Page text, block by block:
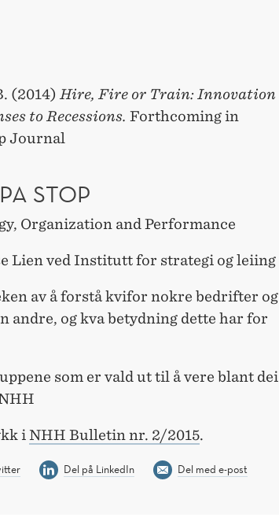
(2014) Hire, Fire or Train: Innovation
to Recessions. Forthcoming in
Journal
STOP
Organization and Performance
Lien ved Institutt for strategi og leiing
av å forstå kvifor nokre bedrifter og
andre, og kva betydning dette har for
som er vald ut til å vere blant dei
i NHH Bulletin nr. 2/2015.
Del på LinkedIn Del med e-post